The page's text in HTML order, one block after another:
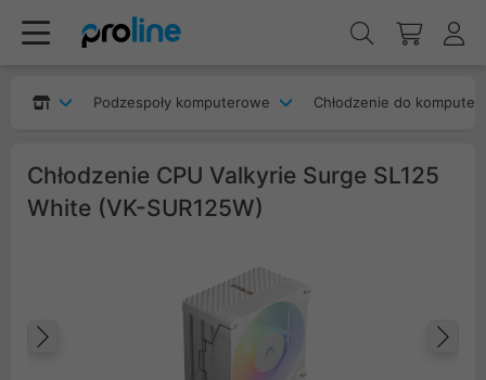
Podzespoły komputerowe Chłodzenie do
Chłodzenie CPU Valkyrie Surge SL125
White (VK-SUR125W)
Poprzedni